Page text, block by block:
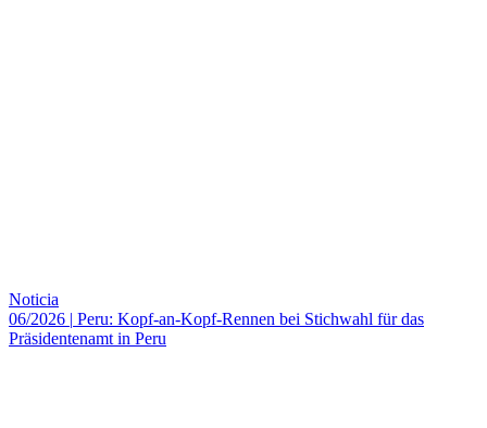
Noticia
06/2026 | Peru: Kopf-an-Kopf-Rennen bei Stichwahl für das
Präsidentenamt in Peru